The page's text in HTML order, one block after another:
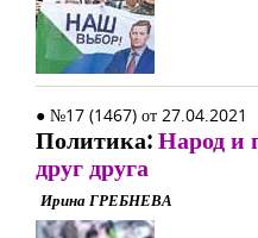
● №17 (1467) от 27.04.2021
Политика:Народ и
друг друга
Ирина ГРЕБНЕВА